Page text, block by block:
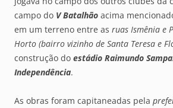
campo do V Batalhão acima
em um terreno entre as ruas Ismênia e
Horto (bairro vizinho de Santa Teresa e
construção do estádio Raimundo
Independência.
As obras foram capitaneadas pela